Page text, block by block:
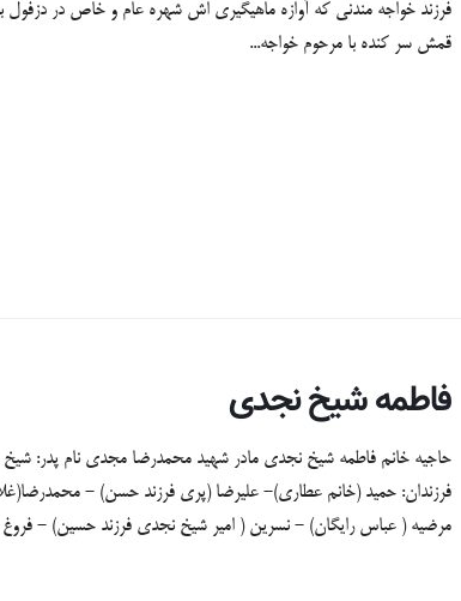
فرزند خواجه مندنی که آوازه ماهیگیری اش شهره عام و خاص در
قمش سر کنده با مرحوم خواجه...
فاطمه شیخ نجدی
حاجیه خانم فاطمه شیخ نجدی مادر شهید محمدرضا مجدی نام پدر:
فرزندان: حمید (خانم عطاری)- علیرضا (پری فرزند حسن) -
مرضیه ( عباس رایگان) - نسرین ( امیر شیخ نجدی فرزند حسین) -